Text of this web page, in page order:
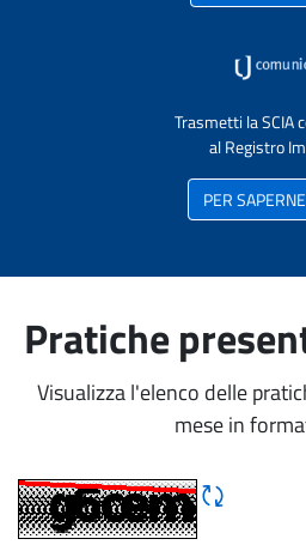
Trasmetti la SCIA
al Registro
PER
Pratiche
Visualizza l'elenco delle
mese in
Rigene